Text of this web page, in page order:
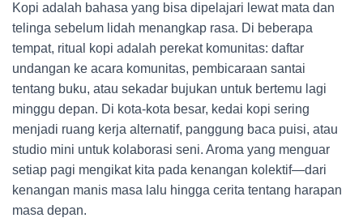
Kopi adalah bahasa yang bisa dipelajari lewat mata dan
telinga sebelum lidah menangkap rasa. Di beberapa
tempat, ritual kopi adalah perekat komunitas: daftar
undangan ke acara komunitas, pembicaraan santai
tentang buku, atau sekadar bujukan untuk bertemu lagi
minggu depan. Di kota-kota besar, kedai kopi sering
menjadi ruang kerja alternatif, panggung baca puisi, atau
studio mini untuk kolaborasi seni. Aroma yang menguar
setiap pagi mengikat kita pada kenangan kolektif—dari
kenangan manis masa lalu hingga cerita tentang harapan
masa depan.